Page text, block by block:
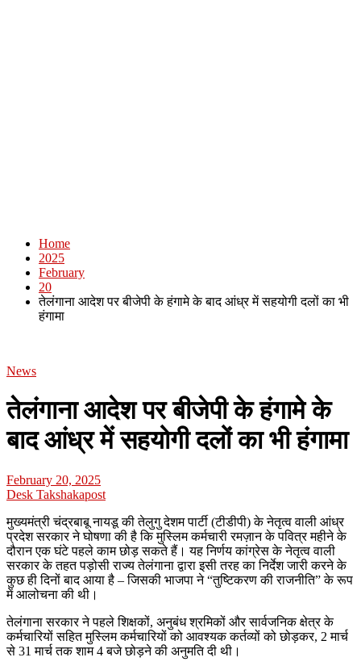
Home
2025
February
20
तेलंगाना आदेश पर बीजेपी के हंगामे के बाद आंध्र में सहयोगी दलों का भी
हंगामा
News
तेलंगाना आदेश पर बीजेपी के हंगामे के
बाद आंध्र में सहयोगी दलों का भी हंगामा
February 20, 2025
Desk Takshakapost
मुख्यमंत्री चंद्रबाबू नायडू की तेलुगु देशम पार्टी (टीडीपी) के नेतृत्व वाली आंध्र
प्रदेश सरकार ने घोषणा की है कि मुस्लिम कर्मचारी रमज़ान के पवित्र महीने के
दौरान एक घंटे पहले काम छोड़ सकते हैं। यह निर्णय कांग्रेस के नेतृत्व वाली
सरकार के तहत पड़ोसी राज्य तेलंगाना द्वारा इसी तरह का निर्देश जारी करने के
कुछ ही दिनों बाद आया है – जिसकी भाजपा ने “तुष्टिकरण की राजनीति” के रूप
में आलोचना की थी।
तेलंगाना सरकार ने पहले शिक्षकों, अनुबंध श्रमिकों और सार्वजनिक क्षेत्र के
कर्मचारियों सहित मुस्लिम कर्मचारियों को आवश्यक कर्तव्यों को छोड़कर, 2 मार्च
से 31 मार्च तक शाम 4 बजे छोड़ने की अनुमति दी थी।